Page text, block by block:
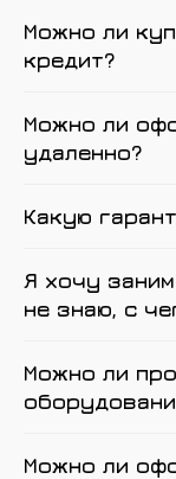
Можно ли
кредит?
Можно ли
удаленно?
Какую
Я хочу
не знаю, с
Можно ли
Можно ли